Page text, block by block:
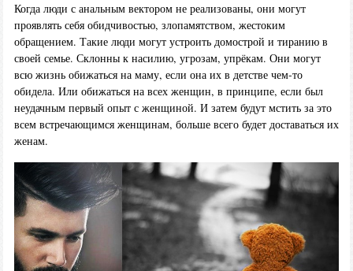
Когда люди с анальным вектором не реализованы, они могут
проявлять себя обидчивостью, злопамятством, жестоким
обращением. Такие люди могут устроить домострой и тиранию в
своей семье. Склонны к насилию, угрозам, упрёкам. Они могут
всю жизнь обижаться на маму, если она их в детстве чем-то
обидела. Или обижаться на всех женщин, в принципе, если был
неудачным первый опыт с женщиной. И затем будут мстить за это
всем встречающимся женщинам, больше всего будет доставаться их
женам.